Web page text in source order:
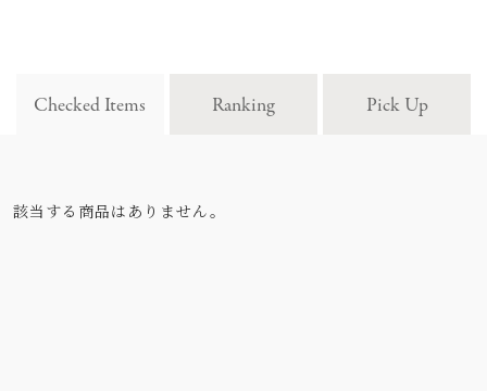
Checked Items Ranking Pick Up
該当する商品はありません。